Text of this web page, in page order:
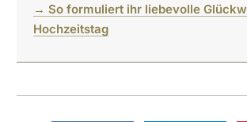
→ So formuliert ihr liebevolle
Hochzeitstag